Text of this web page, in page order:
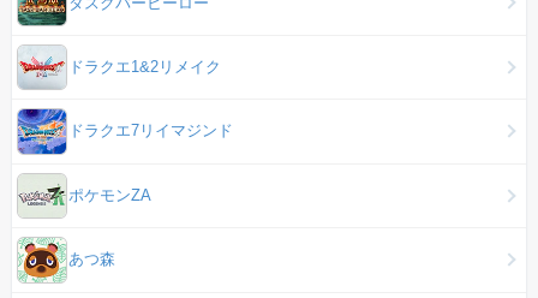
ドラクエ1&2リメイク
ドラクエ7リイマジンド
ポケモンZA
あつ森